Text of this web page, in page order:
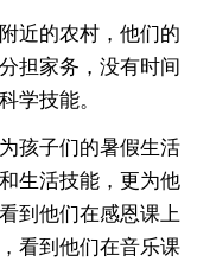
近的农村，他们的
担家务，没有时间
学技能。
孩子们的暑假生活
生活技能，更为他
到他们在感恩课上
看到他们在音乐课